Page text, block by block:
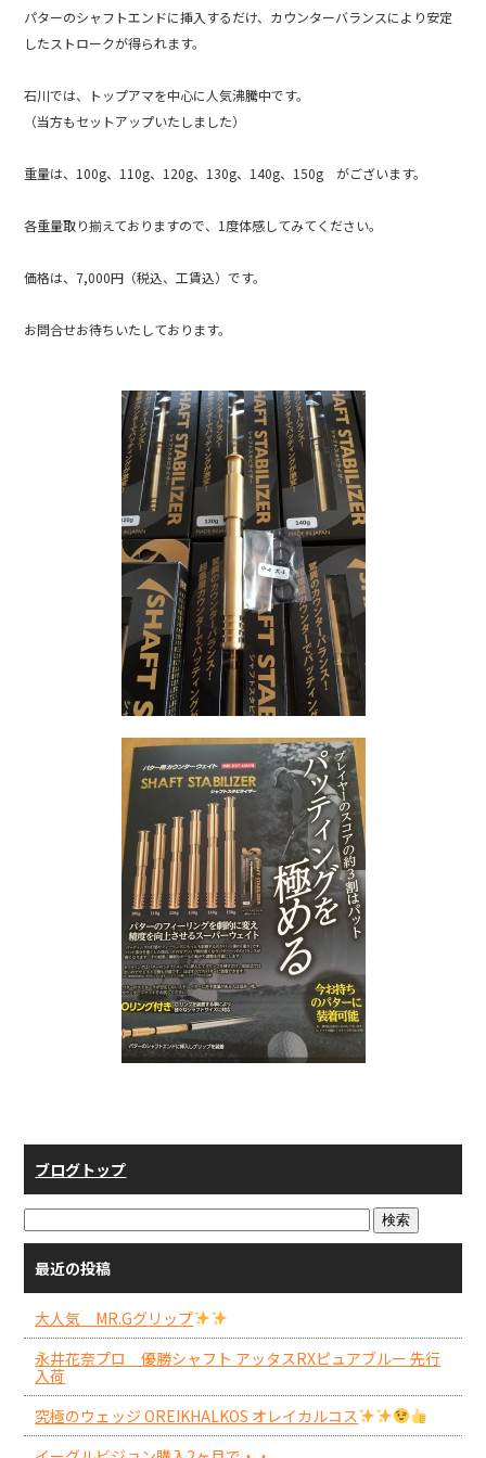
パターのシャフトエンドに挿入するだけ、カウンターバランスにより安定
したストロークが得られます。
石川では、トップアマを中心に人気沸騰中です。
（当方もセットアップいたしました）
重量は、100g、110g、120g、130g、140g、150g がございます。
各重量取り揃えておりますので、1度体感してみてください。
価格は、7,000円（税込、工賃込）です。
お問合せお待ちいたしております。
ブログトップ
最近の投稿
大人気 MR.Gグリップ
永井花奈プロ 優勝シャフト アッタスRXピュアブルー 先行
入荷
究極のウェッジ OREIKHALKOS オレイカルコス